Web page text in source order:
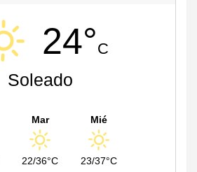
24°C
Soleado
Mar
22/36°C
Mié
23/37°C